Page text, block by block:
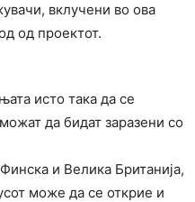
вклучени во ова
од проектот.
исто така да се
да бидат заразени со
и Велика Британија,
може да се открие и